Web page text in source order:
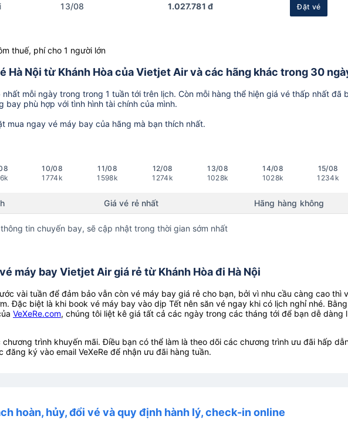
13/08 1.027.781 đ Đặt vé
thuế, phí cho 1 người lớn
Hà Nội từ Khánh Hòa của Vietjet Air và các hãng khác trong 30
mỗi ngày trong trong 1 tuần tới trên lịch. Còn mỗi hàng thể hiện giá vé thấp nhất đã
bay phù hợp với tình hình tài chính của mình.
mua ngay vé máy bay của hãng mà bạn thích nhất.
10/08
1774k
11/08
1598k
12/08
1274k
13/08
1028k
14/08
1028k
15/08
1234k
Giá vé rẻ nhất Hãng hàng không
tin chuyến bay, sẽ cập nhật trong thời gian sớm nhất
máy bay Vietjet Air giá rẻ từ Khánh Hòa đi Hà Nội
vài tuần để đảm bảo vẫn còn vé máy bay giá rẻ cho bạn, bởi vì nhu cầu càng cao thì
Đặc biệt là khi book vé máy bay vào dịp Tết nên săn vé ngay khi có lịch nghỉ nhé. Bằng
VeXeRe.com, chúng tôi liệt kê giá tất cả các ngày trong các tháng tới để bạn dễ dàng
trình khuyến mãi. Điều bạn có thể làm là theo dõi các chương trình ưu đãi hấp
đăng ký vào email VeXeRe để nhận ưu đãi hàng tuần.
hoàn, hủy, đổi vé và quy định hành lý, check-in online